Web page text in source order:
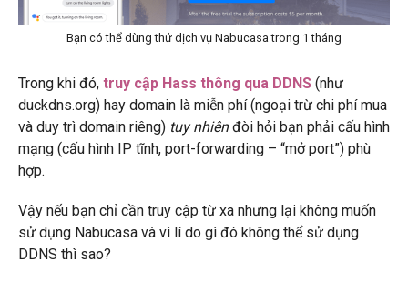
Bạn có thể dùng thử dịch vụ Nabucasa trong 1 tháng
Trong khi đó, truy cập Hass thông qua DDNS(như
duckdns.org) hay domain là miễn phí (ngoại trừ chi phí mua
và duy trì domain riêng) tuy nhiênđòi hỏi bạn phải cấu hình
mạng (cấu hình IP tĩnh, port-forwarding – “mở port”) phù
hợp.
Vậy nếu bạn chỉ cần truy cập từ xa nhưng lại không muốn
sử dụng Nabucasa và vì lí do gì đó không thể sử dụng
DDNS thì sao?